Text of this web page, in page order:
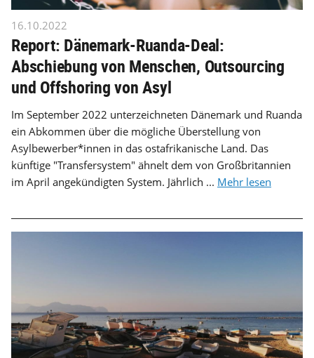
16.10.2022
Report: Dänemark-Ruanda-Deal:
Abschiebung von Menschen, Outsourcing
und Offshoring von Asyl
Im September 2022 unterzeichneten Dänemark und Ruanda
ein Abkommen über die mögliche Überstellung von
Asylbewerber*innen in das ostafrikanische Land. Das
künftige "Transfersystem" ähnelt dem von Großbritannien
im April angekündigten System. Jährlich ... Mehr lesen